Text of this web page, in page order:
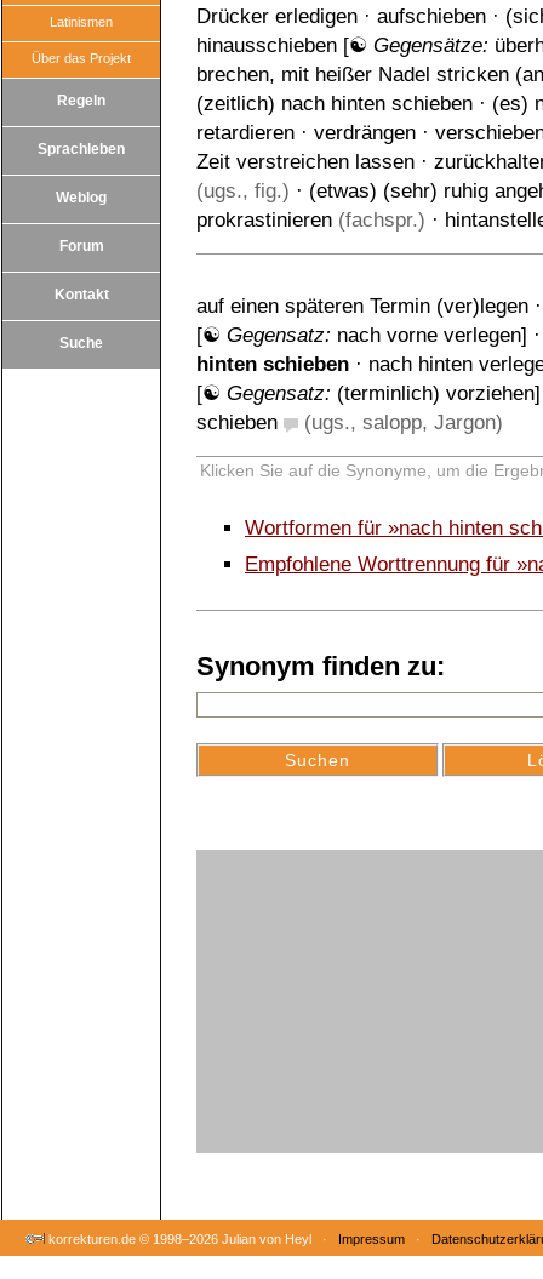
Latinismen
Über das Projekt
Regeln
Sprachleben
Weblog
Forum
Kontakt
Suche
Drücker erledigen · aufschieben ·
hinausschieben [☯ Gegensätze:
brechen, mit heißer Nadel stricken
(zeitlich) nach hinten schieben · (es)
retardieren · verdrängen ·
Zeit verstreichen lassen ·
(ugs., fig.) · (etwas) (sehr) ruhig
prokrastinieren (fachspr.) ·
auf einen späteren Termin (ver)legen
[☯ Gegensatz: nach vorne verlegen]
hinten schieben · nach hinten
[☯ Gegensatz: (terminlich) vorziehen
schieben
(ugs., salopp, Jargon)
Klicken Sie auf die Synonyme, um die
Wortformen für »nach hinten
Empfohlene Worttrennung für
Synonym finden zu:
korrekturen.de © 1998–2026 Julian von Heyl · Impressum ·